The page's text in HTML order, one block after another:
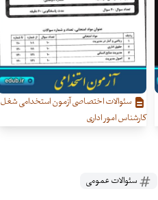
سئوالات اختصاصی آزمون استخدامی شغل
کارشناس امور اداری
سئوالات عمومی